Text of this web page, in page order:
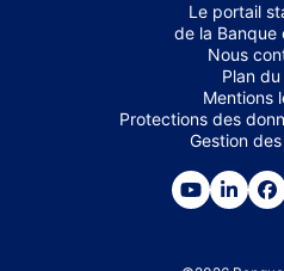
Le portail
de la Banque
Nous
Plan
Mentions
Protections des
Gestion